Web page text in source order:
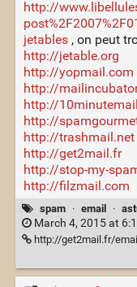
http://
jetables, on peut
http://jetable.org
http://yopmail.com
http://
http://
http://
http://trashmail.net
http://get2mail.fr
http://stop-my-
http://filzmail.com
spam · email ·
March 4, 2015 at
http://get2mail.fr/